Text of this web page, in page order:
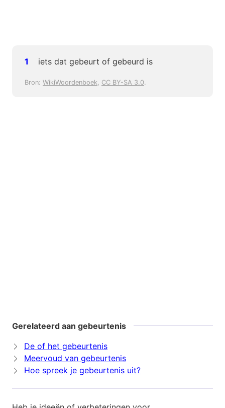
iets dat gebeurt of gebeurd is
Bron: WikiWoordenboek, CC BY-SA 3.0.
Gerelateerd aan gebeurtenis
De of het gebeurtenis
Meervoud van gebeurtenis
Hoe spreek je gebeurtenis uit?